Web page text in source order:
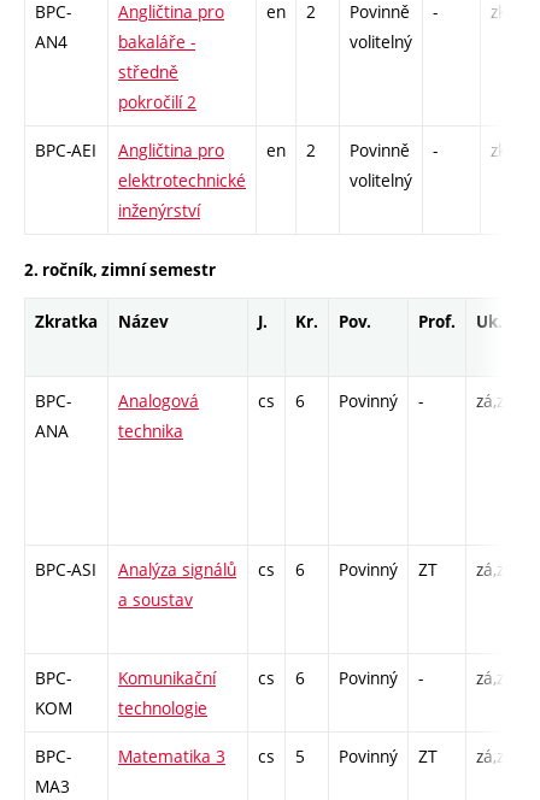
BPC-
AN4
Angličtina pro
bakaláře -
středně
pokročilí 2
en 2
Povinně
volitelný
- zk
BPC-AEI
Angličtina pro
elektrotechnické
inženýrství
en 2
Povinně
volitelný
- zk
2. ročník, zimní semestr
Zkratka Název J. Kr. Pov. Prof. Uk.
BPC-
ANA
Analogová
technika
cs 6 Povinný - zá,zk
BPC-ASI
Analýza signálů
a soustav
cs 6 Povinný ZT zá,zk
BPC-
KOM
Komunikační
technologie
cs 6 Povinný - zá,zk
BPC-
MA3
Matematika 3 cs 5 Povinný ZT zá,zk